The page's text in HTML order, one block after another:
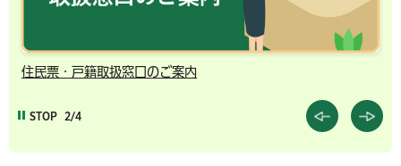
住民票・戸籍取扱窓口のご案内
STOP 2/4